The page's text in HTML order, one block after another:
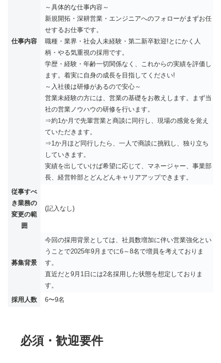
仕事内容
～具体的な仕事内容～
新規開拓・深耕営業・エンジニアへのフォローがまずお任
せするお仕事です。
職種・業界・社会人未経験・第二新卒歓迎!とにかく人
柄・やる気重視の採用です。
学歴・経験・年齢一切関係なく、これからの実績を評価し
ます。着実に自身の成長を目指してください!
～入社後は研修があるので安心～
営業未経験の方には、営業の基礎をお教えします。まず当
社の営業ノウハウの研修を行います。
⇒約1か月で先輩営業と商談に同行し、現場の感覚を覚え
ていただきます。
⇒1か月ほど同行したら、一人で商談に挑戦し、独り立ち
していきます。
実績を出していけば希望に応じて、マネージャー、事業部
長、経営幹部とどんどんキャリアアップできます。
従事すべ
き業務の
変更の範
囲
(記入なし)
募集背景
今回の採用背景としては、社員数増加に伴い営業強化とい
うことで2025年9月までに6～8名で増員を考えておりま
す。
直近だと9月1日には2名採用した状態を想定しておりま
す。
採用人数
6〜9名
必須・歓迎要件